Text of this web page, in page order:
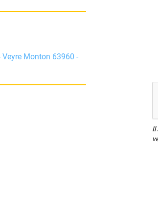
Monton 63960 -
Il